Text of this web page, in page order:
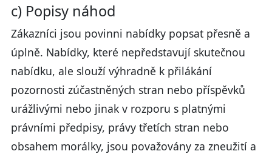
c) Popisy náhod
Zákazníci jsou povinni nabídky popsat přesně a
úplně. Nabídky, které nepředstavují skutečnou
nabídku, ale slouží výhradně k přilákání
pozornosti zúčastněných stran nebo příspěvků
urážlivými nebo jinak v rozporu s platnými
právními předpisy, právy třetích stran nebo
obsahem morálky, jsou považovány za zneužití a